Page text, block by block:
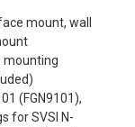
mount, wall
mounting
(FGN9101),
for SVSI N-